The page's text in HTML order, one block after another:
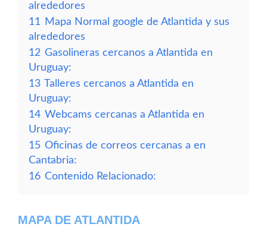
alrededores
11
Mapa Normal google de Atlantida y sus
alrededores
12 Gasolineras cercanos a Atlantida en
Uruguay:
13 Talleres cercanos a Atlantida en
Uruguay:
14 Webcams cercanas a Atlantida en
Uruguay:
15 Oficinas de correos cercanas a en
Cantabria:
16 Contenido Relacionado:
MAPA DE ATLANTIDA